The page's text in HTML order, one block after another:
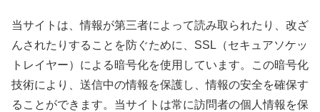
当サイトは、情報が第三者によって読み取られたり、改ざ
んされたりすることを防ぐために、SSL（セキュアソケッ
トレイヤー）による暗号化を使用しています。この暗号化
技術により、送信中の情報を保護し、情報の安全を確保す
ることができます。当サイトは常に訪問者の個人情報を保